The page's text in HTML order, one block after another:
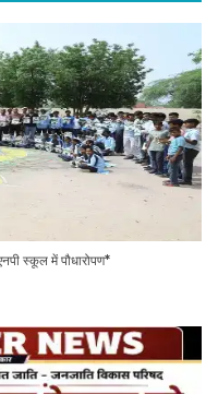
स्कूल में पौधारोपण*